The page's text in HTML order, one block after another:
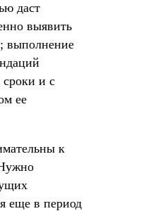
даст
выявить
выполнение
и с
ее
к
еще в период